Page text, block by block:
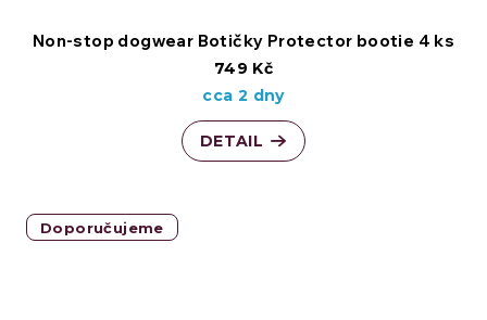
Non-stop dogwear Botičky Protector bootie 4 ks
749 Kč
cca 2 dny
DETAIL
Doporučujeme